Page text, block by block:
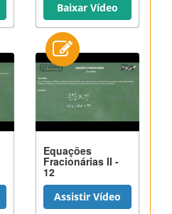
Baixar Vídeo
Equações
Fracionárias II -
12
Assistir Vídeo